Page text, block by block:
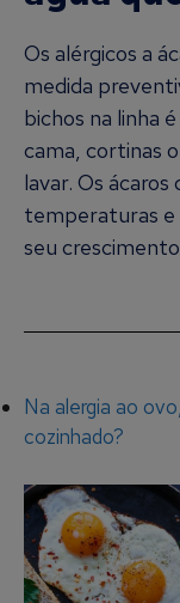
Os alérgicos a
medida
bichos na linha
cama, cortinas
lavar. Os
temperaturas e
seu
Na alergia ao
cozinhado?